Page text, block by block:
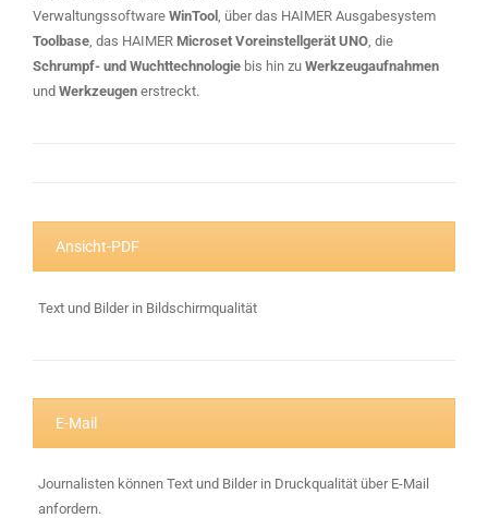
Verwaltungssoftware WinTool
, über das HAIMER Ausgabesystem
Toolbase , das HAIMER Microset Voreinstellgerät UNO , die
Schrumpf- und Wuchttechnologie bis hin zu Werkzeugaufnahmen
und Werkzeugen erstreckt.
Ansicht-PDF
Text und Bilder in Bildschirmqualität
E-Mail
Journalisten können Text und Bilder in Druckqualität über E-Mail
anfordern.